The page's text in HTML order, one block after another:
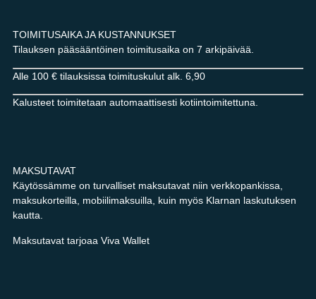
TOIMITUSAIKA JA KUSTANNUKSET
Tilauksen pääsääntöinen toimitusaika on 7 arkipäivää.
Alle 100 € tilauksissa toimituskulut alk. 6,90
Kalusteet toimitetaan automaattisesti kotiintoimitettuna.
MAKSUTAVAT
Käytössämme on turvalliset maksutavat niin verkkopankissa,
maksukorteilla, mobiilimaksuilla, kuin myös Klarnan laskutuksen
kautta.
Maksutavat tarjoaa Viva Wallet